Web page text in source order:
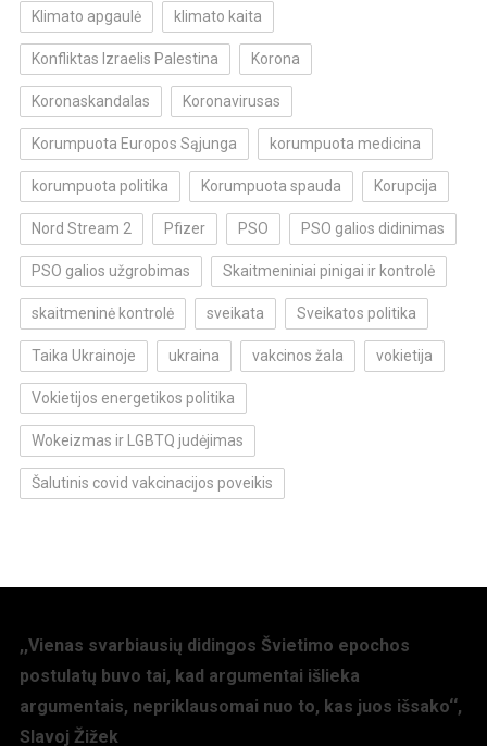
Klimato apgaulė klimato kaita
Konfliktas Izraelis Palestina Korona
Koronaskandalas Koronavirusas
Korumpuota Europos Sąjunga korumpuota medicina
korumpuota politika Korumpuota spauda Korupcija
Nord Stream 2 Pfizer PSO PSO galios didinimas
PSO galios užgrobimas Skaitmeniniai pinigai ir kontrolė
skaitmeninė kontrolė sveikata Sveikatos politika
Taika Ukrainoje ukraina vakcinos žala vokietija
Vokietijos energetikos politika
Wokeizmas ir LGBTQ judėjimas
Šalutinis covid vakcinacijos poveikis
,,Vienas svarbiausių didingos Švietimo epochos
postulatų buvo tai, kad argumentai išlieka
argumentais, nepriklausomai nuo to, kas juos išsako‘‘,
Slavoj Žižek